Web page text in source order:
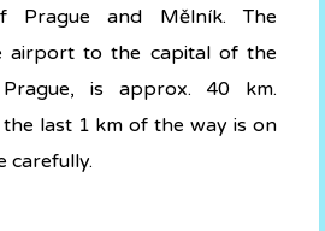
Prague and Mělník. The
airport to the capital of the
Prague, is approx. 40 km.
last 1 km of the way is on
carefully.